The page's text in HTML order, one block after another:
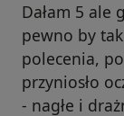
Dałam 5 ale
pewno by
polecenia,
przyniosło
- nagłe i